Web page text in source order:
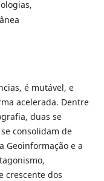
é mutável, e
acelerada. Dentre
duas se
consolidam de
Geoinformação e a
crescente dos